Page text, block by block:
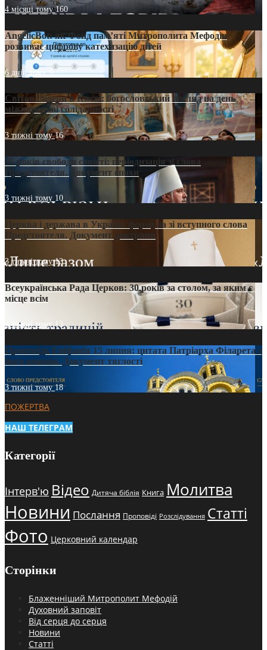
4 місяці тому160
AngelicBot: як Фонд пам’яті Митрополита Мефодія
розвиває цифрову катехизацію дітей
6 днів тому9
Світові лідери в Києві: богословський погляд на день
міжнародної солідарності
3 тижні тому16
35 років свободи совісті: періодизація зі слова
Предстоятеля. Документ епохи
3 тижні тому 10
Церква і держава в Україні: формула зі вступного слова
Предстоятеля. Документ доктрини
3 тижні тому13
Всеукраїнська Рада Церков: 30 років за столом, за яким є
місце всім
3 тижні тому13
Проповідь Епіфанія 15 липня: цитата Патріарха Філарета з
його амвона. Документ тяглості
3 тижні тому18
ПОЖЕРТВА
НАШ ТЕЛЕГРАМ
Категорії
Інтерв'ю Відео Дитяча біблія Книга Молитва
Новини Послання Проповіді Розслідування Статті
Фото Церковний календар
Сторінки
Блаженніший Митрополит Мефодій
Духовний заповіт
Від серця до серця
Новини
Статті